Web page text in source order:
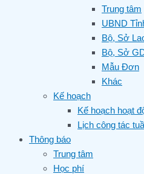
Trung tâm
UBND
Bộ, Sở
Bộ, Sở
Mẫu Đơn
Khác
Kế hoạch
Kế hoạch hoạt
Lịch công tác
Thông báo
Trung tâm
Học phí